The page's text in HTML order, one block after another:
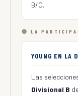
B/C.
🔵 LA
YOUNG EN LA
Las
Divisional B